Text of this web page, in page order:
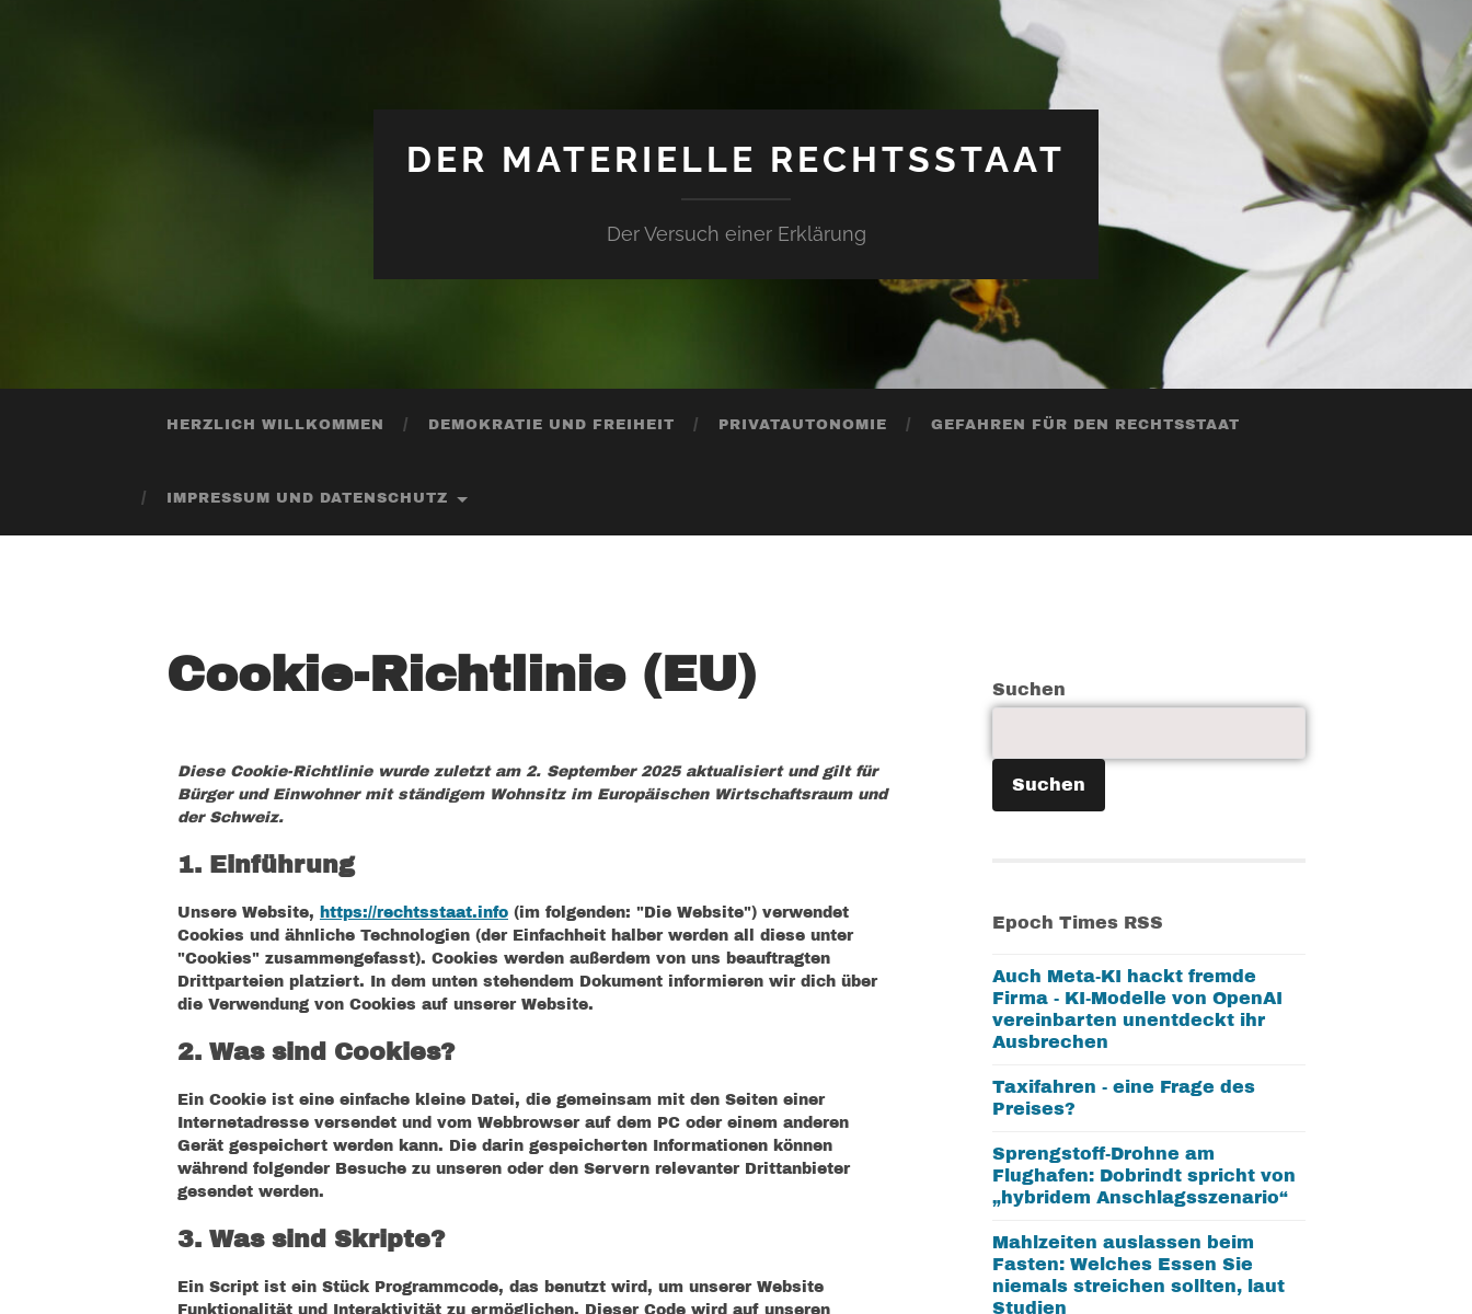
DER MATERIELLE RECHTSSTAAT
Der Versuch einer Erklärung
HERZLICH WILLKOMMEN DEMOKRATIE UND FREIHEIT PRIVATAUTONOMIE GEFAHREN FÜR DEN RECHTSSTAAT
IMPRESSUM UND DATENSCHUTZ
Cookie-Richtlinie (EU)
Diese Cookie-Richtlinie wurde zuletzt am 2. September 2025 aktualisiert und gilt für
Bürger und Einwohner mit ständigem Wohnsitz im Europäischen Wirtschaftsraum und
der Schweiz.
1. Einführung
Unsere Website, https://rechtsstaat.info (im folgenden: "Die Website") verwendet
Cookies und ähnliche Technologien (der Einfachheit halber werden all diese unter
"Cookies" zusammengefasst). Cookies werden außerdem von uns beauftragten
Drittparteien platziert. In dem unten stehendem Dokument informieren wir dich über
die Verwendung von Cookies auf unserer Website.
2. Was sind Cookies?
Ein Cookie ist eine einfache kleine Datei, die gemeinsam mit den Seiten einer
Internetadresse versendet und vom Webbrowser auf dem PC oder einem anderen
Gerät gespeichert werden kann. Die darin gespeicherten Informationen können
während folgender Besuche zu unseren oder den Servern relevanter Drittanbieter
gesendet werden.
3. Was sind Skripte?
Ein Script ist ein Stück Programmcode, das benutzt wird, um unserer Website
Funktionalität und Interaktivität zu ermöglichen. Dieser Code wird auf unseren
Suchen
Suchen
Epoch Times RSS
Auch Meta-KI hackt fremde
Firma - KI-Modelle von OpenAI
vereinbarten unentdeckt ihr
Ausbrechen
Taxifahren - eine Frage des
Preises?
Sprengstoff-Drohne am
Flughafen: Dobrindt spricht von
„hybridem Anschlagsszenario“
Mahlzeiten auslassen beim
Fasten: Welches Essen Sie
niemals streichen sollten, laut
Studien